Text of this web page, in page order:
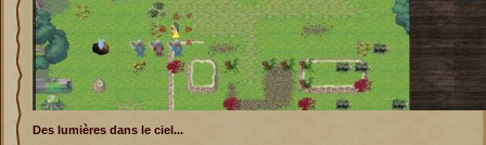
Des lumières dans le ciel...